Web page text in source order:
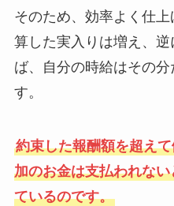
そのため、効率よく仕
算した実入りは増え、
ば、自分の時給はその
す。
約束した報酬額を超え
加のお金は支払われな
ているのです。